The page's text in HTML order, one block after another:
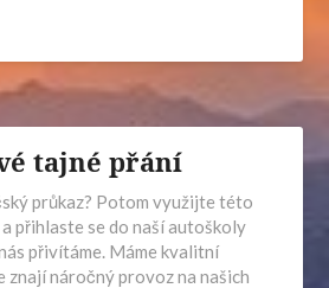
tajné přání
průkaz? Potom využijte této
přihlaste se do naší autoškoly
přivítáme. Máme kvalitní
znají náročný provoz na našich